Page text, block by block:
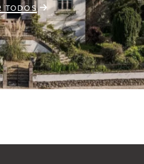
TODOS